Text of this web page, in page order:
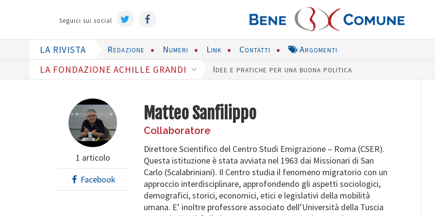
Seguici sui social
LA RIVISTA Redazione Numeri Link Contatti Argomenti
LA FONDAZIONE ACHILLE GRANDI Idee e pratiche per una buona politica
1 articolo
Facebook
Matteo Sanfilippo
Collaboratore
Direttore Scientifico del Centro Studi Emigrazione – Roma (CSER).
Questa istituzione è stata avviata nel 1963 dai Missionari di San
Carlo (Scalabriniani). Il Centro studia il fenomeno migratorio con un
approccio interdisciplinare, approfondendo gli aspetti sociologici,
demografici, storici, economici, etici e legislativi della mobilità
umana. E’ inoltre professore associato dell’Università della Tuscia